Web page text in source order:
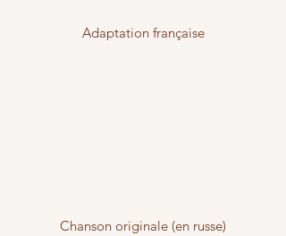
Adaptation française
Chanson originale (en russe)